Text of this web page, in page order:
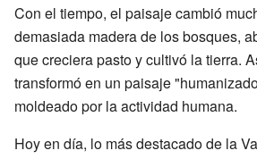
Con el tiempo, el paisaje cambió
demasiada madera de los bosques,
que creciera pasto y cultivó la tierra.
transformó en un paisaje
moldeado por la actividad humana.
Hoy en día, lo más destacado de la